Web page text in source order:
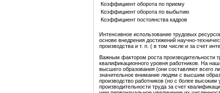
Коэффициент оборота по приему
Коэффициент оборота по выбытию
Коэффициент постоянства кадров
Интенсивное использование трудовых
основе внедрения достижений научно-
производства и т. п. ( в том числе и за счет
Важным фактором роста производительности
квалификационного уровня работников. На
высшего образования (они составляют всего
значительное внимание людям с высшим
производство работников (но с более
производительности труда за счет